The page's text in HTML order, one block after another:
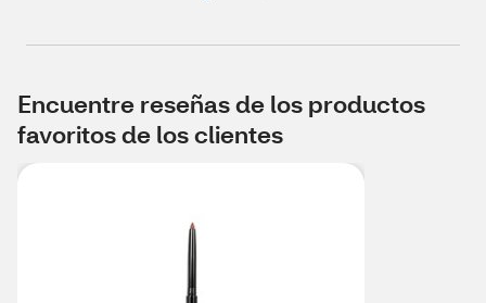
Encuentre reseñas de los productos
favoritos de los clientes